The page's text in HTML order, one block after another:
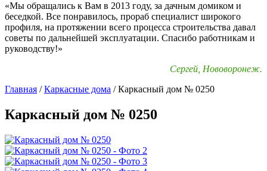
«Мы обращались к Вам в 2013 году, за дачным домиком и
беседкой. Все понравилось, прораб специалист широкого
профиля, на протяжении всего процесса строительства давал
советы по дальнейшей эксплуатации. Спасибо работникам и
руководству!»
Сергей, Нововоронеж.
Главная /Каркасные дома /Каркасный дом № 0250
Каркасный дом № 0250